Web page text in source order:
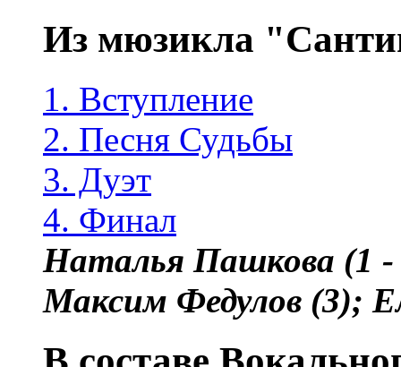
Из мюзикла
1. Вступление
2. Песня Судьбы
3. Дуэт
4. Финал
Наталья Пашкова (1
Максим Федулов (3);